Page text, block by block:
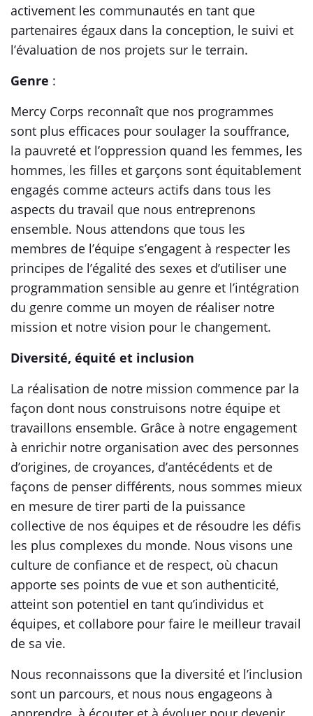
activement les communautés en tant que
partenaires égaux dans la conception, le suivi et
l’évaluation de nos projets sur le terrain.
Genre :
Mercy Corps reconnaît que nos programmes
sont plus efficaces pour soulager la souffrance,
la pauvreté et l’oppression quand les femmes, les
hommes, les filles et garçons sont équitablement
engagés comme acteurs actifs dans tous les
aspects du travail que nous entreprenons
ensemble. Nous attendons que tous les
membres de l’équipe s’engagent à respecter les
principes de l’égalité des sexes et d’utiliser une
programmation sensible au genre et l’intégration
du genre comme un moyen de réaliser notre
mission et notre vision pour le changement.
Diversité, équité et inclusion
La réalisation de notre mission commence par la
façon dont nous construisons notre équipe et
travaillons ensemble. Grâce à notre engagement
à enrichir notre organisation avec des personnes
d’origines, de croyances, d’antécédents et de
façons de penser différents, nous sommes mieux
en mesure de tirer parti de la puissance
collective de nos équipes et de résoudre les défis
les plus complexes du monde. Nous visons une
culture de confiance et de respect, où chacun
apporte ses points de vue et son authenticité,
atteint son potentiel en tant qu’individus et
équipes, et collabore pour faire le meilleur travail
de sa vie.
Nous reconnaissons que la diversité et l’inclusion
sont un parcours, et nous nous engageons à